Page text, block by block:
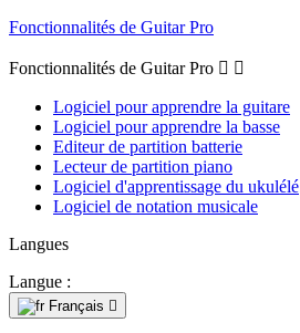
Fonctionnalités de Guitar Pro
Fonctionnalités de Guitar Pro  
Logiciel pour apprendre la guitare
Logiciel pour apprendre la basse
Editeur de partition batterie
Lecteur de partition piano
Logiciel d'apprentissage du ukulélé
Logiciel de notation musicale
Langues
Langue :
Français 